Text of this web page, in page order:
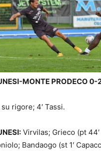
MONTE PRODECO 0-
rigore; 4′ Tassi.
Virvilas; Grieco (pt
Bandaogo (st 1′